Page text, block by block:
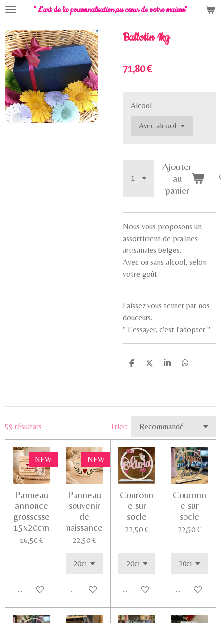
Passer
contenu
principal
" L'art de la personnalisation,au cœur de votre maison"
Ballotin 1kg
71,80 €
Alcool
Ajouter
au
panier
Nous vous proposons un
assortiment de pralines
artisanales belges.
Avec ou sans alcool, selon
votre goût.
Laissez vous tenter par nos
douceurs.
'' L'essayer, c'est l'adopter ''
P
g
P
g
P
g
P
g
59 résultats Trier:
NEW
Panneau
annonce
grossesse
15x20cm
16,50 €
Ajouter au panier
NEW
Panneau
souvenir
de
naissance
22,50 €
Voir les détails
Couronn
e sur
socle
22,50 €
Voir les détails
Couronn
e sur
socle
22,50 €
Ajouter au